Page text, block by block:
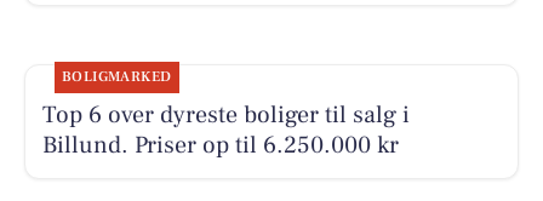
BOLIGMARKED
Top 6 over dyreste boliger til salg i
Billund. Priser op til 6.250.000 kr